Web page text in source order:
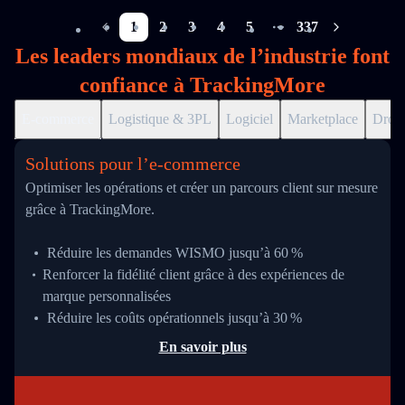
1 2 3 4 5
More pages
337
Les leaders mondiaux de l’industrie font
confiance à TrackingMore
Logistique & 3PL Logiciel Marketplace
Solutions pour l’e‑commerce
Optimiser les opérations et créer un parcours client sur mesure
grâce à TrackingMore.
Réduire les demandes WISMO jusqu’à 60 %
Renforcer la fidélité client grâce à des expériences de
marque personnalisées
Réduire les coûts opérationnels jusqu’à 30 %
En savoir plus